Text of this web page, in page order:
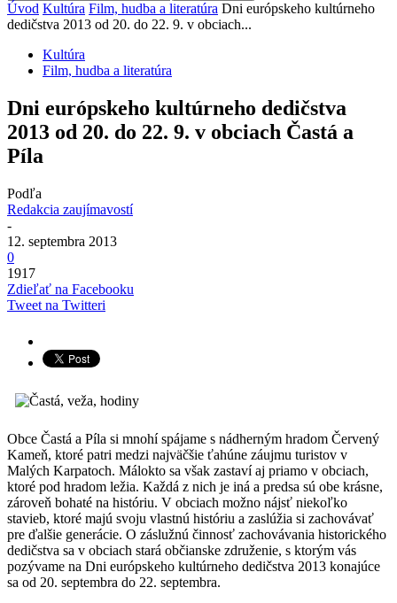
Úvod Kultúra Film, hudba a literatúra Dni európskeho kultúrneho
dedičstva 2013 od 20. do 22. 9. v obciach...
Kultúra
Film, hudba a literatúra
Dni európskeho kultúrneho dedičstva
2013 od 20. do 22. 9. v obciach Častá a
Píla
Podľa
Redakcia zaujímavostí
-
12. septembra 2013
0
1917
Zdieľať na Facebooku
Tweet na Twitteri
Obce Častá a Píla si mnohí spájame s nádherným hradom Červený
Kameň, ktoré patri medzi najväčšie ťahúne záujmu turistov v
Malých Karpatoch. Málokto sa však zastaví aj priamo v obciach,
ktoré pod hradom ležia. Každá z nich je iná a predsa sú obe krásne,
zároveň bohaté na históriu. V obciach možno nájsť niekoľko
stavieb, ktoré majú svoju vlastnú históriu a zaslúžia si zachovávať
pre ďalšie generácie. O záslužnú činnosť zachovávania historického
dedičstva sa v obciach stará občianske združenie, s ktorým vás
pozývame na Dni európskeho kultúrneho dedičstva 2013 konajúce
sa od 20. septembra do 22. septembra.